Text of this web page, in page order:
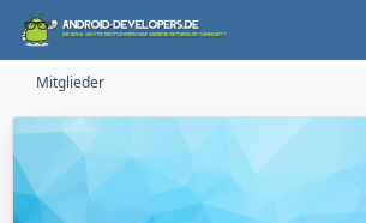
Mitglieder